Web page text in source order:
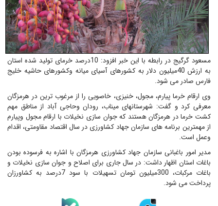
مسعود گرگیج در رابطه با این خبر افزود: 10درصد خرمای تولید شده استان
به ارزش 40میلیون دلار به کشورهای آسیای میانه وکشورهای حاشیه خلیج
فارس صادر می شود.
وی ارقام خرما پیارم، مجول، خنیزی، خاصویی را از مرغوب ترین در هرمزگان
معرفی کرد و گفت: شهرستانهای میناب، رودان وحاجی آباد از مناطق مهم
کشت خرما در هرمزگان هستند که جوان سازی نخیلات با ارقام مجول وپیارم
از مهمترین برنامه های سازمان جهاد کشاورزی در سال اقتصاد مقاومتی، اقدام
وعمل است.
مدیر امور باغبانی سازمان جهاد کشاورزی هرمزگان با اشاره به فرسوده بودن
باغات استان اظهار داشت: در سال جاری برای اصلاح و جوان سازی نخیلات و
باغات مرکبات، 300میلیون تومان تسهیلات با سود 7درصد به کشاورزان
پرداخت می شود.